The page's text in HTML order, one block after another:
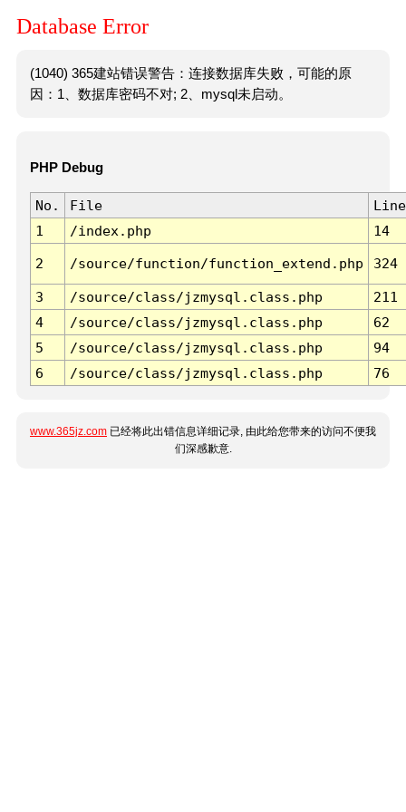
Database Error
(1040) 365建站错误警告：连接数据库失败，可能的原
因：1、数据库密码不对; 2、mysql未启动。
PHP Debug
No. File
Line
1
/index.php 14
2 /source/function/function_extend.php 324
3 /source/class/jzmysql.class.php
211
4
/source/class/jzmysql.class.php
62
5
/source/class/jzmysql.class.php
94
6
/source/class/jzmysql.class.php 76
www.365jz.com 已经将此出错信息详细记录, 由此给您带来的访问不便我
们深感歉意.